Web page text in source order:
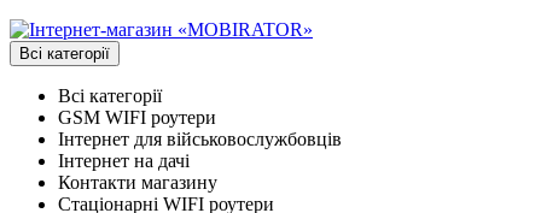
Всі категорії
Всі категорії
GSM WIFI роутери
Інтернет для військовослужбовців
Інтернет на дачі
Контакти магазину
Стаціонарні WIFI роутери